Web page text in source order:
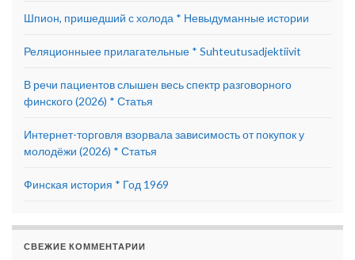
Шпион, пришедший с холода * Невыдуманные истории
Реляционныее прилагательные * Suhteutusadjektiivit
В речи пациентов слышен весь спектр разговорного
финского (2026) * Статья
Интернет-торговля взорвала зависимость от покупок у
молодёжи (2026) * Статья
Финская история * Год 1969
СВЕЖИЕ КОММЕНТАРИИ